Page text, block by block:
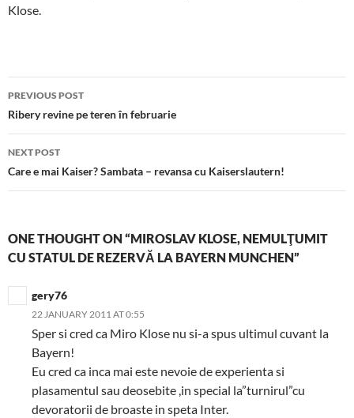
Klose.
Post
navigation
PREVIOUS POST
Ribery revine pe teren în februarie
NEXT POST
Care e mai Kaiser? Sambata – revansa cu Kaiserslautern!
ONE THOUGHT ON “MIROSLAV KLOSE, NEMULŢUMIT
CU STATUL DE REZERVĂ LA BAYERN MUNCHEN”
gery76
22 JANUARY 2011 AT 0:55
Sper si cred ca Miro Klose nu si-a spus ultimul cuvant la
Bayern!
Eu cred ca inca mai este nevoie de experienta si
plasamentul sau deosebite ,in special la”turnirul”cu
devoratorii de broaste in speta Inter.